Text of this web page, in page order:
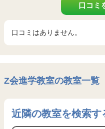
口コミ
口コミはありません。
Z会進学教室の教室一覧
近隣の教室を検索す